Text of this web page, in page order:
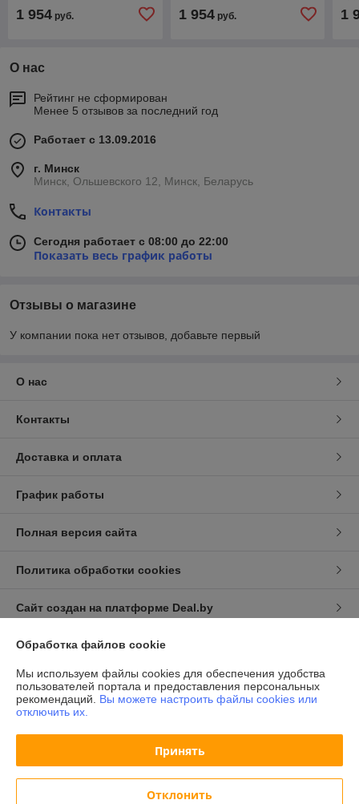
1 954 руб. 1 954руб. 1
О нас
Рейтинг не сформирован
Менее 5 отзывов за последний год
Работает с 13.09.2016
г. Минск
Минск, Ольшевского 12, Минск, Беларусь
Контакты
Сегодня работает с 08:00 до 22:00
Показать весь график работы
Отзывы о магазине
У компании пока нет отзывов, добавьте первый
О нас
Контакты
Доставка и оплата
График работы
Полная версия сайта
Политика обработки cookies
Сайт создан на платформе Deal.by
Индивидуальный предприниматель:ИП Халявко Владимир
220141, г. Минск, ул. Ф. Скорины 37-72
Регистрационный орган: Минский горисполком
Обработка файлов cookie
Мы используем файлы cookies для обеспечения удобства
пользователей портала и предоставления персональных
рекомендаций. Вы можете настроить файлы cookies или
отключить их.
Принять
Отклонить